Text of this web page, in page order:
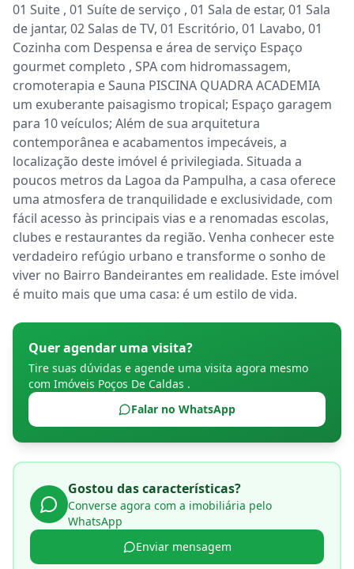
01 Suite , 01 Suíte de serviço , 01 Sala de estar, 01 Sala
de jantar, 02 Salas de TV, 01 Escritório, 01 Lavabo, 01
Cozinha com Despensa e área de serviço Espaço
gourmet completo , SPA com hidromassagem,
cromoterapia e Sauna PISCINA QUADRA ACADEMIA
um exuberante paisagismo tropical; Espaço garagem
para 10 veículos; Além de sua arquitetura
contemporânea e acabamentos impecáveis, a
localização deste imóvel é privilegiada. Situada a
poucos metros da Lagoa da Pampulha, a casa oferece
uma atmosfera de tranquilidade e exclusividade, com
fácil acesso às principais vias e a renomadas escolas,
clubes e restaurantes da região. Venha conhecer este
verdadeiro refúgio urbano e transforme o sonho de
viver no Bairro Bandeirantes em realidade. Este imóvel
é muito mais que uma casa: é um estilo de vida.
Quer agendar uma visita?
Tire suas dúvidas e agende uma visita agora mesmo
com Imóveis Poços De Caldas .
Falar no WhatsApp
Gostou das características?
Converse agora com a imobiliária pelo
WhatsApp
Enviar mensagem